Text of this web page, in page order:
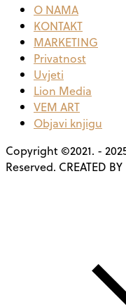
O NAMA
KONTAKT
MARKETING
Privatnost
Uvjeti
Lion Media
VEM ART
Objavi knjigu
Copyright ©2021. -
Reserved. CREATED